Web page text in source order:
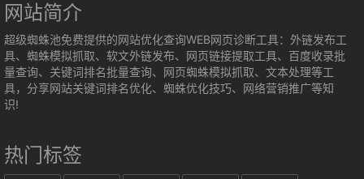
网站简介
超级蜘蛛池免费提供的网站优化查询WEB网页诊断工具：外链发布工
具、蜘蛛模拟抓取、软文外链发布、网页链接提取工具、百度收录批
量查询、关键词排名批量查询、网页蜘蛛模拟抓取、文本处理等工
具，分享网站关键词排名优化、蜘蛛优化技巧、网络营销推广等知
识!
热门标签